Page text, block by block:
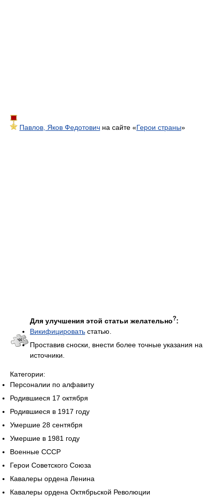
Павлов, Яков Федотович на сайте «Герои страны»
Для улучшения этой статьи желательно?:
Викифицировать статью.
Проставив сноски, внести более точные указания на
источники.
Категории:
Персоналии по алфавиту
Родившиеся 17 октября
Родившиеся в 1917 году
Умершие 28 сентября
Умершие в 1981 году
Военные СССР
Герои Советского Союза
Кавалеры ордена Ленина
Кавалеры ордена Октябрьской Революции